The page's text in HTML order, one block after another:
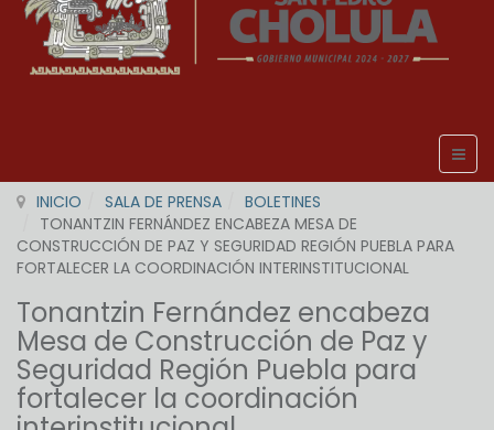
INICIO SALA DE PRENSA
BOLETINES
TONANTZIN FERNÁNDEZ ENCABEZA MESA DE
CONSTRUCCIÓN DE PAZ Y SEGURIDAD REGIÓN PUEBLA PARA
FORTALECER LA COORDINACIÓN INTERINSTITUCIONAL
Tonantzin Fernández encabeza
Mesa de Construcción de Paz y
Seguridad Región Puebla para
fortalecer la coordinación